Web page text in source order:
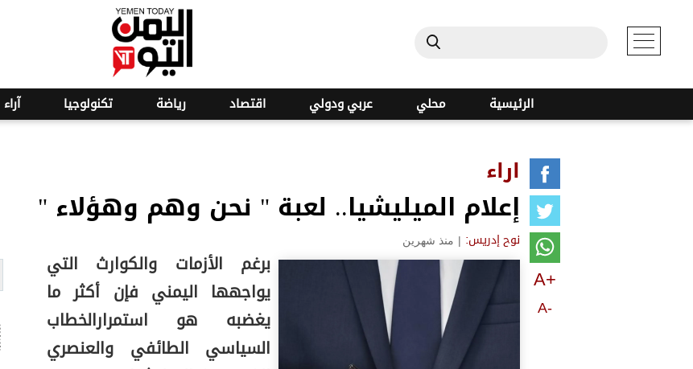
الرئيسية محلي عربي ودولي اقتصاد رياضة تكنولوجيا آراء
اراء
إعلام الميليشيا.. لعبة " نحن وهم وهؤلاء "
نوح إدريس: | منذ شهرين
A+
A-
برغم الأزمات والكوارث التي
يواجهها اليمني فإن أكثر ما
يغضبه هو استمرارالخطاب
السياسي الطائفي والعنصري